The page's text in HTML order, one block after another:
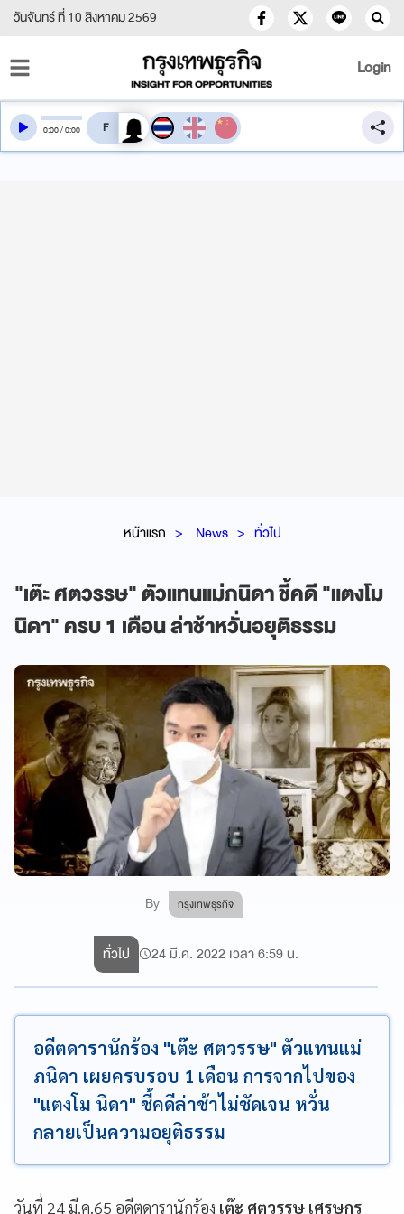
วันจันทร์ ที่ 10 สิงหาคม 2569
Login
หน้าแรก News ทั่วไป
"เต๊ะ ศตวรรษ" ตัวแทนแม่ภนิดา ชี้คดี "แตงโม
นิดา" ครบ 1 เดือน ล่าช้าหวั่นอยุติธรรม
By กรุงเทพธุรกิจ
0:00/0:00 สลับเสียงอ่าน
ทั่วไป 24 มี.ค. 2022 เวลา 6:59 น.
อดีตดารานักร้อง "เต๊ะ ศตวรรษ" ตัวแทนแม่
ภนิดา เผยครบรอบ 1 เดือน การจากไปของ
"แตงโม นิดา" ชี้คดีล่าช้าไม่ชัดเจน หวั่น
กลายเป็นความอยุติธรรม
วันที่ 24 มี.ค.65 อดีตดารานักร้อง เต๊ะ ศตวรรษ เศรษกร